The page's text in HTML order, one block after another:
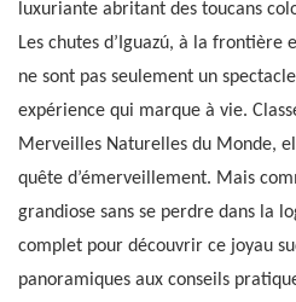
luxuriante abritant des toucans
Les chutes d’Iguazú, à la frontière
ne sont pas seulement un
expérience qui marque à vie.
Merveilles Naturelles du Monde,
quête d’émerveillement. Mais
grandiose sans se perdre dans la
complet pour découvrir ce joyau
panoramiques aux conseils